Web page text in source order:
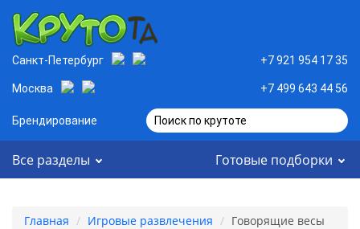
Санкт-Петербург +7 921 954 17 35
Москва +7 499 643 44 56
Брендирование Поиск по крутоте
Все разделы Готовые подборки
Главная Игровые развлечения Говорящие весы